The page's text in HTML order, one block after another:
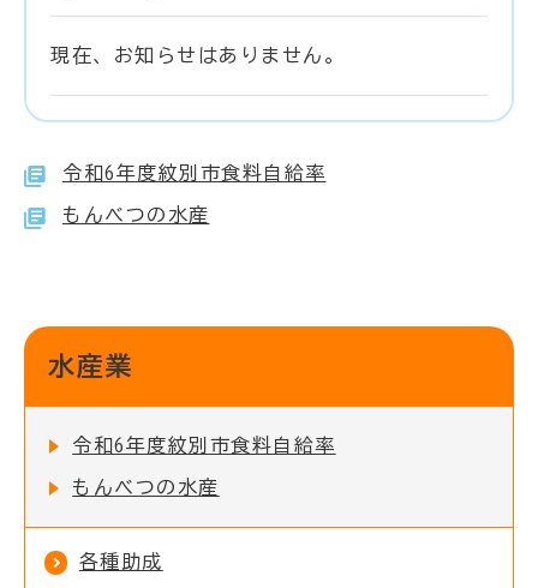
現在、お知らせはありません。
令和6年度紋別市食料自給率
もんべつの水産
水産業
令和6年度紋別市食料自給率
もんべつの水産
各種助成